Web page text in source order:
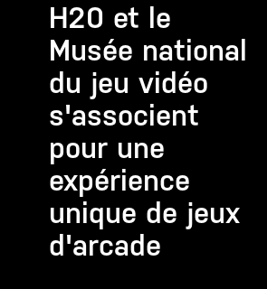
H20 et le
Musée national
du jeu vidéo
s'associent
pour une
expérience
unique de jeux
d'arcade